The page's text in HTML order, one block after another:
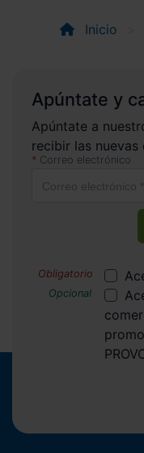
Inicio
Apúntate y
Apúntate a
recibir las
Correo electrónico